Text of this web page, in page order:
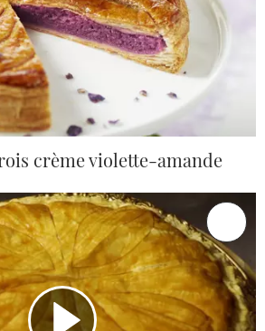
crème violette-amande